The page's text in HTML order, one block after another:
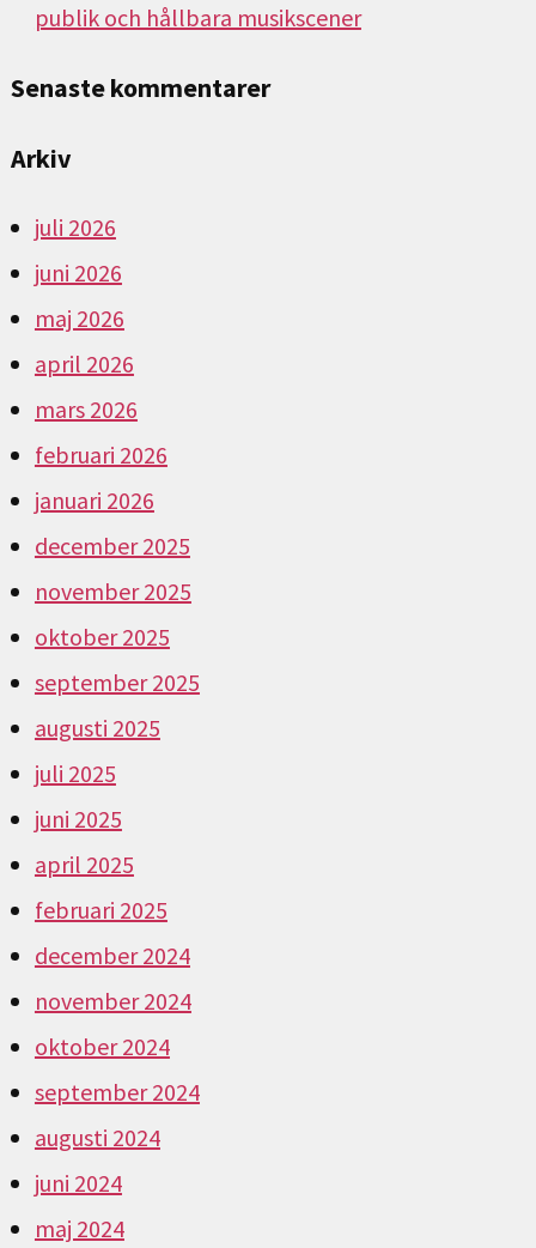
publik och hållbara musikscener
Senaste kommentarer
Arkiv
juli 2026
juni 2026
maj 2026
april 2026
mars 2026
februari 2026
januari 2026
december 2025
november 2025
oktober 2025
september 2025
augusti 2025
juli 2025
juni 2025
april 2025
februari 2025
december 2024
november 2024
oktober 2024
september 2024
augusti 2024
juni 2024
maj 2024